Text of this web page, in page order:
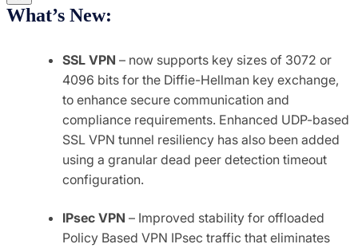
What’s New:
SSL VPN – now supports key sizes of 3072 or
4096 bits for the Diffie-Hellman key exchange,
to enhance secure communication and
compliance requirements. Enhanced UDP-based
SSL VPN tunnel resiliency has also been added
using a granular dead peer detection timeout
configuration.
IPsec VPN – Improved stability for offloaded
Policy Based VPN IPsec traffic that eliminates